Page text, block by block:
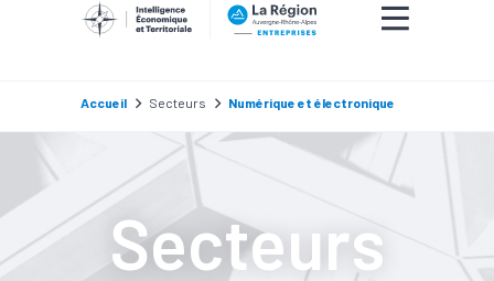
Accueil Secteurs Numérique et électronique
Secteurs